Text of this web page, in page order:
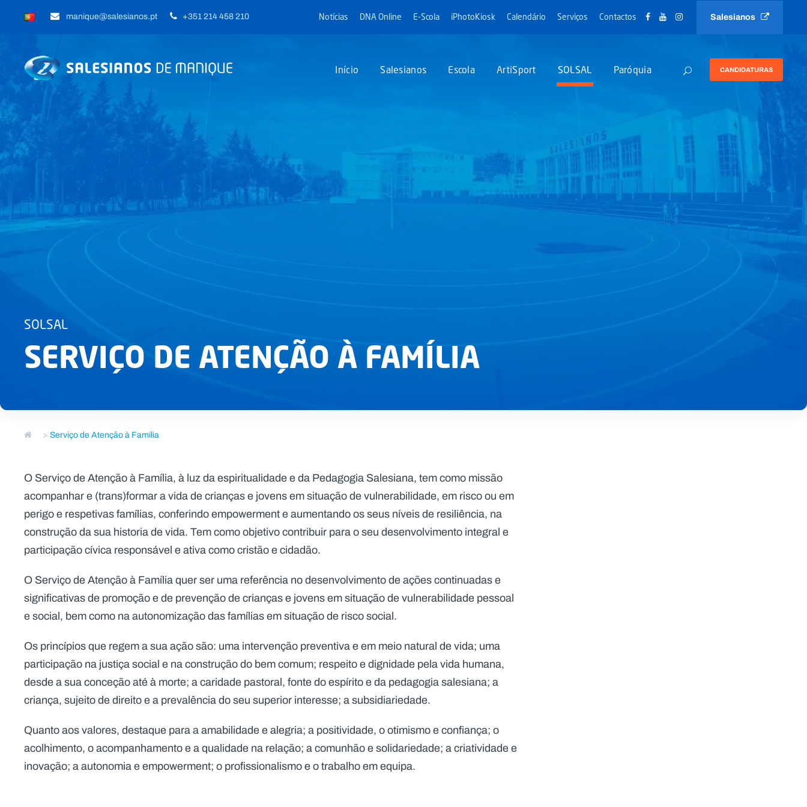
manique@salesianos.pt +351 214 458 210 Notícias DNA Online E-Scola iPhotoKiosk Calendário Serviços Contactos Salesianos
Início Salesianos Escola ArtiSport SOLSAL Paróquia CANDIDATURAS
SOLSAL
SERVIÇO DE ATENÇÃO À FAMÍLIA
>Serviço de Atenção à Família
O Serviço de Atenção à Família, à luz da espiritualidade e da Pedagogia Salesiana, tem como missão
acompanhar e (trans)formar a vida de crianças e jovens em situação de vulnerabilidade, em risco ou em
perigo e respetivas famílias, conferindo empowerment e aumentando os seus níveis de resiliência, na
construção da sua historia de vida. Tem como objetivo contribuir para o seu desenvolvimento integral e
participação cívica responsável e ativa como cristão e cidadão.
O Serviço de Atenção à Família quer ser uma referência no desenvolvimento de ações continuadas e
significativas de promoção e de prevenção de crianças e jovens em situação de vulnerabilidade pessoal
e social, bem como na autonomização das famílias em situação de risco social.
Os princípios que regem a sua ação são: uma intervenção preventiva e em meio natural de vida; uma
participação na justiça social e na construção do bem comum; respeito e dignidade pela vida humana,
desde a sua conceção até à morte; a caridade pastoral, fonte do espírito e da pedagogia salesiana; a
criança, sujeito de direito e a prevalência do seu superior interesse; a subsidiariedade.
Quanto aos valores, destaque para a amabilidade e alegria; a positividade, o otimismo e confiança; o
acolhimento, o acompanhamento e a qualidade na relação; a comunhão e solidariedade; a criatividade e
inovação; a autonomia e empowerment; o profissionalismo e o trabalho em equipa.